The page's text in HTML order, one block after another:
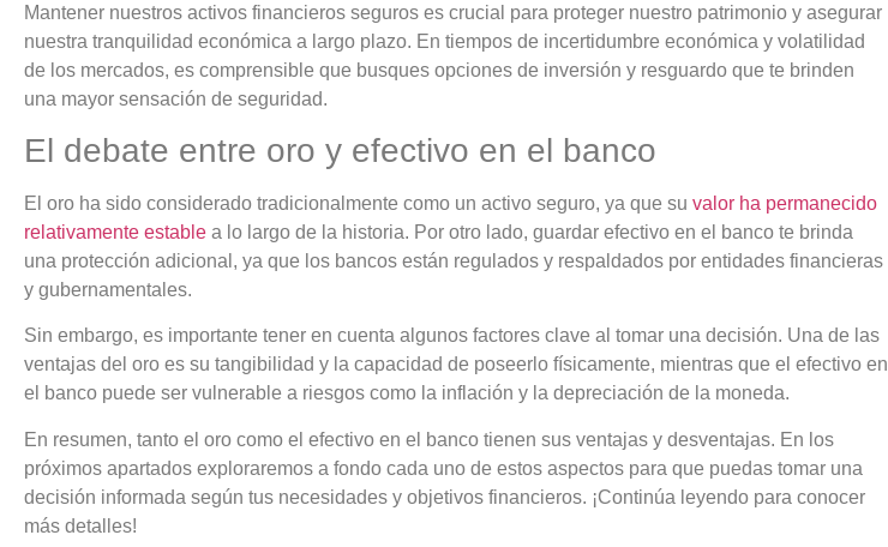
Mantener nuestros activos financieros seguros es crucial para proteger nuestro patrimonio y asegurar
nuestra tranquilidad económica a largo plazo. En tiempos de incertidumbre económica y volatilidad
de los mercados, es comprensible que busques opciones de inversión y resguardo que te brinden
una mayor sensación de seguridad.
El debate entre oro y efectivo en el banco
El oro ha sido considerado tradicionalmente como un activo seguro, ya que su valor ha permanecido
relativamente estable a lo largo de la historia. Por otro lado, guardar efectivo en el banco te brinda
una protección adicional, ya que los bancos están regulados y respaldados por entidades financieras
y gubernamentales.
Sin embargo, es importante tener en cuenta algunos factores clave al tomar una decisión. Una de las
ventajas del oro es su tangibilidad y la capacidad de poseerlo físicamente, mientras que el efectivo en
el banco puede ser vulnerable a riesgos como la inflación y la depreciación de la moneda.
En resumen, tanto el oro como el efectivo en el banco tienen sus ventajas y desventajas. En los
próximos apartados exploraremos a fondo cada uno de estos aspectos para que puedas tomar una
decisión informada según tus necesidades y objetivos financieros. ¡Continúa leyendo para conocer
más detalles!